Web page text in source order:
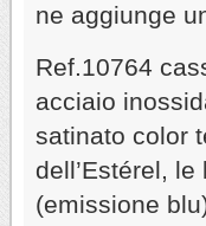
ne aggiunge
Ref.10764
acciaio
satinato color
dell’Estérel,
(emissione